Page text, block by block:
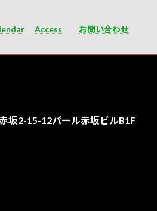
Access お問い合わせ
坂2-15-12パール赤坂ビルB1F